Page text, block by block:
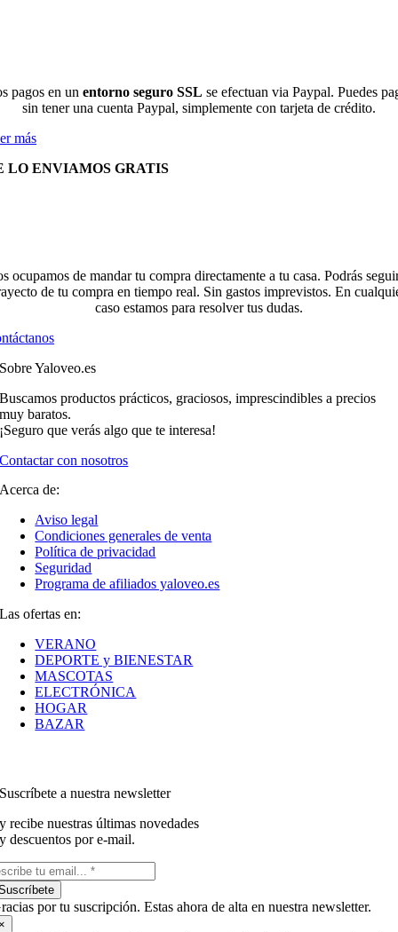
pagos en un entorno seguro SSL se efectuan via Paypal. Puedes
sin tener una cuenta Paypal, simplemente con tarjeta de crédito.
más
LO ENVIAMOS GRATIS
ocupamos de mandar tu compra directamente a tu casa. Podrás
de tu compra en tiempo real. Sin gastos imprevistos. En
caso estamos para resolver tus dudas.
Sobre Yaloveo.es
Buscamos productos prácticos, graciosos, imprescindibles a precios
muy baratos.
¡Seguro que verás algo que te interesa!
Contactar con nosotros
Acerca de:
Aviso legal
Condiciones generales de venta
Política de privacidad
Seguridad
Programa de afiliados yaloveo.es
Las ofertas en:
VERANO
DEPORTE y BIENESTAR
MASCOTAS
ELECTRÓNICA
HOGAR
BAZAR
Suscríbete a nuestra newsletter
y recibe nuestras últimas novedades
y descuentos por e-mail.
por tu suscripción. Estas ahora de alta en nuestra newsletter.